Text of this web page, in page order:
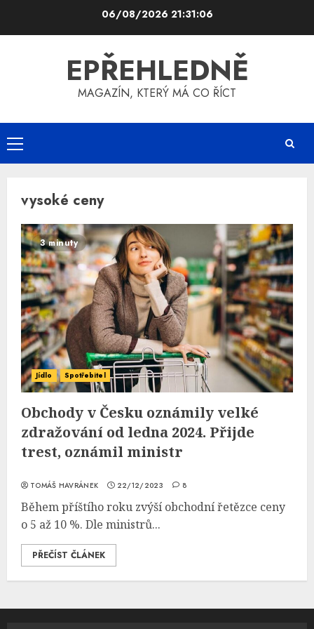
06/08/2026 21:31:06
EPŘEHLEDNĚ
MAGAZÍN, KTERÝ MÁ CO ŘÍCT
Primary
Menu
vysoké ceny
3 minuty
Jídlo Spotřebitel
Obchody v Česku oznámily velké
zdražování od ledna 2024. Přijde
trest, oznámil ministr
TOMÁŠ HAVRÁNEK 22/12/2023 8
Během příštího roku zvýší obchodní řetězce ceny
o 5 až 10 %. Dle ministrů...
PŘEČÍST ČLÁNEK